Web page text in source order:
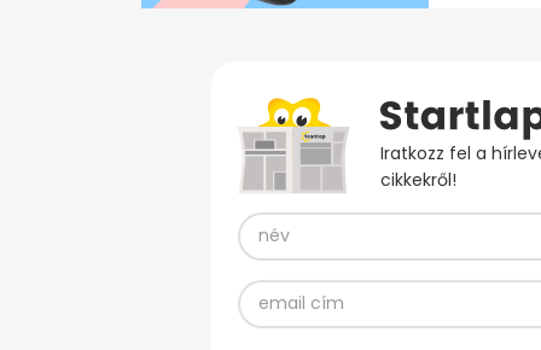
Iratkozz fel a
cikkekről!